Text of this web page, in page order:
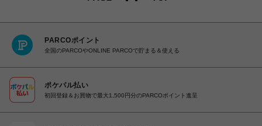
PARCOポイント
全国のPARCOやONLINE PARCOで貯まる＆使える
ポケパル払い
初回登録＆お買物で最大1,500円分のPARCOポイント進呈